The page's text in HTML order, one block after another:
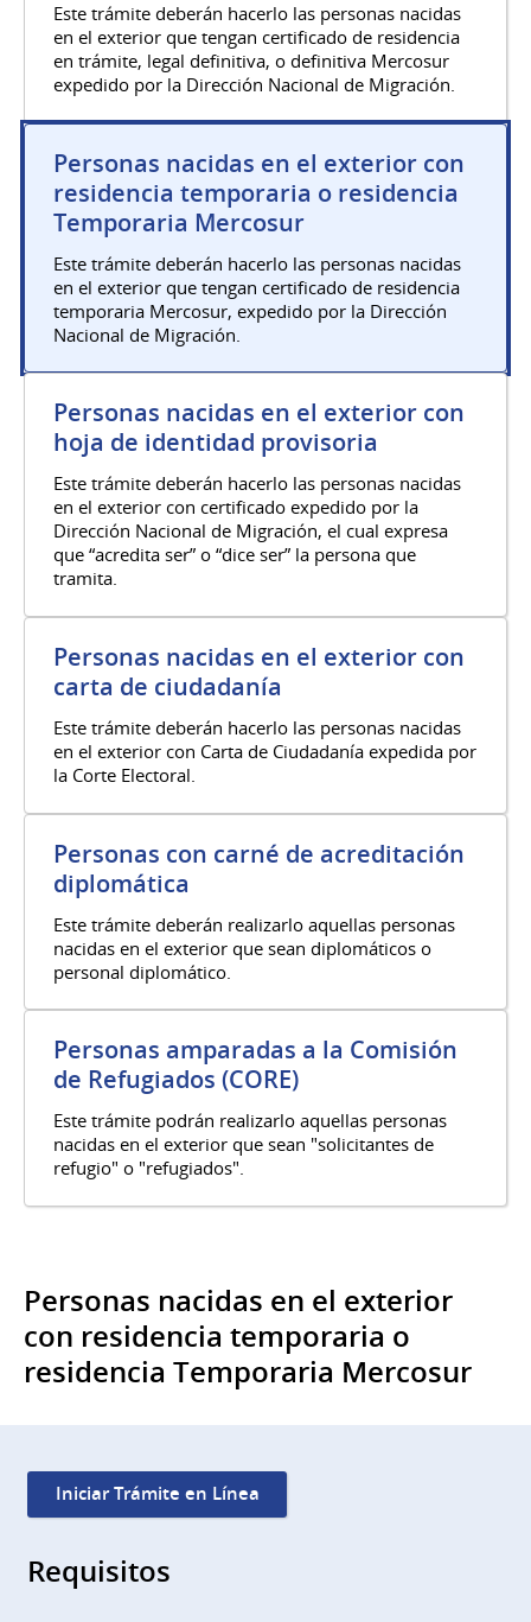
Este trámite deberán hacerlo las personas nacidas
en el exterior que tengan certificado de residencia
en trámite, legal definitiva, o definitiva Mercosur
expedido por la Dirección Nacional de Migración.
Personas nacidas en el exterior con
residencia temporaria o residencia
Temporaria Mercosur
Este trámite deberán hacerlo las personas nacidas
en el exterior que tengan certificado de residencia
temporaria Mercosur, expedido por la Dirección
Nacional de Migración.
Personas nacidas en el exterior con
hoja de identidad provisoria
Este trámite deberán hacerlo las personas nacidas
en el exterior con certificado expedido por la
Dirección Nacional de Migración, el cual expresa
que “acredita ser” o “dice ser” la persona que
tramita.
Personas nacidas en el exterior con
carta de ciudadanía
Este trámite deberán hacerlo las personas nacidas
en el exterior con Carta de Ciudadanía expedida por
la Corte Electoral.
Personas con carné de acreditación
diplomática
Este trámite deberán realizarlo aquellas personas
nacidas en el exterior que sean diplomáticos o
personal diplomático.
Personas amparadas a la Comisión
de Refugiados (CORE)
Este trámite podrán realizarlo aquellas personas
nacidas en el exterior que sean "solicitantes de
refugio" o "refugiados".
Personas nacidas en el exterior
con residencia temporaria o
residencia Temporaria Mercosur
Iniciar Trámite en Línea
Requisitos